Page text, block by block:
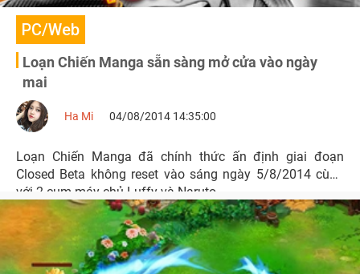
PC/Web
Loạn Chiến Manga sẵn sàng mở cửa vào ngày
mai
Ha Mi 04/08/2014 14:35:00
Loạn Chiến Manga đã chính thức ấn định giai đoạn
Closed Beta không reset vào sáng ngày 5/8/2014 cùng
với 2 cụm máy chủ Luffy và Naruto.